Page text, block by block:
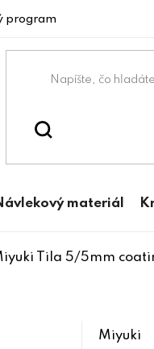
program
materiál
Tila 5/5mm
Miyuki